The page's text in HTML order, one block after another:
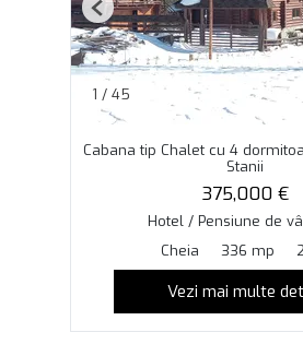
1 / 45
Previous
Cabana tip Chalet cu 4
Stanii
375,000 €
Hotel / Pensiune de
Cheia
336 mp
Vezi mai multe